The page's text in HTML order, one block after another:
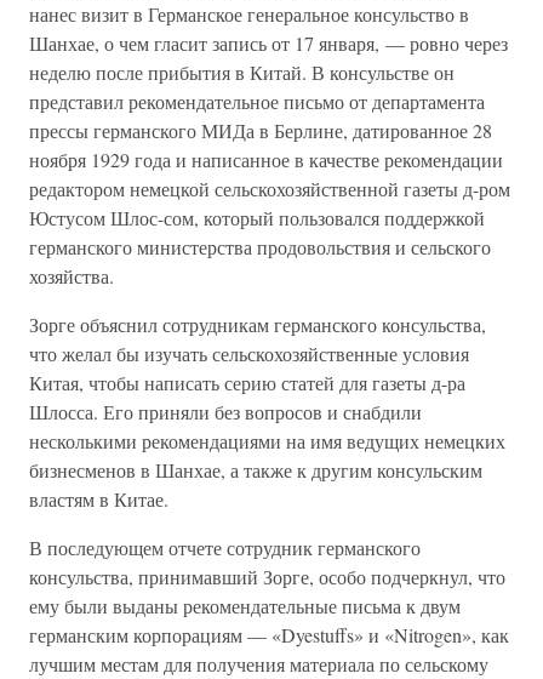
нанес визит в Германское генеральное консульство в
Шанхае, о чем гласит запись от 17 января, — ровно через
неделю после прибытия в Китай. В консульстве он
представил рекомендательное письмо от департамента
прессы германского МИДа в Берлине, датированное 28
ноября 1929 года и написанное в качестве рекомендации
редактором немецкой сельскохозяйственной газеты д-ром
Юстусом Шлос-сом, который пользовался поддержкой
германского министерства продовольствия и сельского
хозяйства.
Зорге объяснил сотрудникам германского консульства,
что желал бы изучать сельскохозяйственные условия
Китая, чтобы написать серию статей для газеты д-ра
Шлосса. Его приняли без вопросов и снабдили
несколькими рекомендациями на имя ведущих немецких
бизнесменов в Шанхае, а также к другим консульским
властям в Китае.
В последующем отчете сотрудник германского
консульства, принимавший Зорге, особо подчеркнул, что
ему были выданы рекомендательные письма к двум
германским корпорациям — «Dyestuffs» и «Nitrogen», как
лучшим местам для получения материала по сельскому